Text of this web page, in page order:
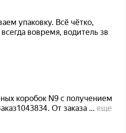
упаковку. Всё чётко,
вовремя, водитель зв
коробок N9 с получением
От заказа ... еще